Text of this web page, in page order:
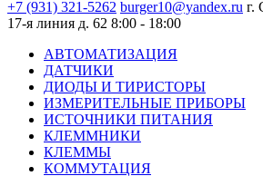
+7 (931) 321-5262 burger10@yandex.ru г.
17-я линия д. 62 8:00 - 18:00
АВТОМАТИЗАЦИЯ
ДАТЧИКИ
ДИОДЫ И ТИРИСТОРЫ
ИЗМЕРИТЕЛЬНЫЕ ПРИБОРЫ
ИСТОЧНИКИ ПИТАНИЯ
КЛЕММНИКИ
КЛЕММЫ
КОММУТАЦИЯ